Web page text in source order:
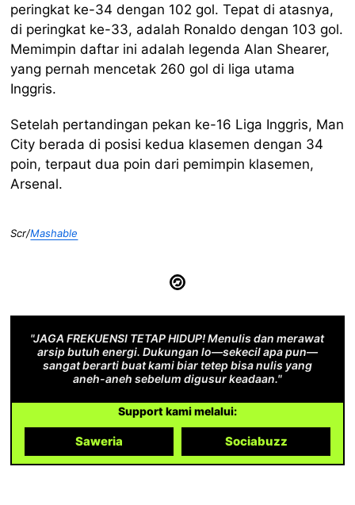
peringkat ke-34 dengan 102 gol. Tepat di atasnya,
di peringkat ke-33, adalah Ronaldo dengan 103 gol.
Memimpin daftar ini adalah legenda Alan Shearer,
yang pernah mencetak 260 gol di liga utama
Inggris.
Setelah pertandingan pekan ke-16 Liga Inggris, Man
City berada di posisi kedua klasemen dengan 34
poin, terpaut dua poin dari pemimpin klasemen,
Arsenal.
Scr/Mashable
"JAGA FREKUENSI TETAP HIDUP! Menulis dan merawat
arsip butuh energi. Dukungan lo—sekecil apa pun—
sangat berarti buat kami biar tetep bisa nulis yang
aneh-aneh sebelum digusur keadaan."
Support kami melalui:
Saweria Sociabuzz